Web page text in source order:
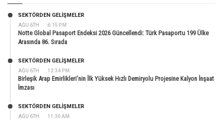
AĞU 6TH 6:15 PM
SEKTÖRDEN GELIŞMELER
Notte Global Pasaport Endeksi 2026 Güncellendi: Türk Pasaportu 199 Ülke
Arasında 86. Sırada
AĞU 6TH 12:34 PM
SEKTÖRDEN GELIŞMELER
Birleşik Arap Emirlikleri’nin İlk Yüksek Hızlı Demiryolu Projesine Kalyon İnşaat
İmzası
AĞU 6TH 11:30 AM
SEKTÖRDEN GELIŞMELER